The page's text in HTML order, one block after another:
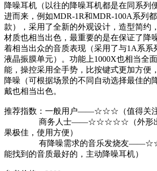
降噪耳机（以往的降噪耳机都是在同系列
进而来，例如MDR-1R和MDR-100A系列
款），采用了全新的外观设计，造型简约
材质也相当出色，最重要的是在保证了降
着相当出众的音质表现（采用了与1A系系
液晶振膜单元）。功能上1000X也相当全
能，操控采用全手势，比按键式更加方便
降噪（可根据场景的不同自动选择最佳的
戴也相当出色。
推荐指数：一般用户——☆☆☆（值得关注
商务人士——☆☆☆☆☆（外形出色
果极佳，使用方便）
有降噪需求的音乐发烧友
能找到的音质最好的，主动降噪耳机）